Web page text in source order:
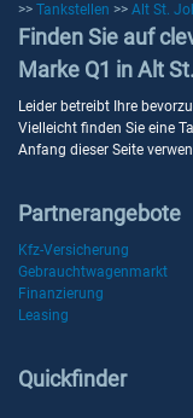
>> Tankstellen >> Alt St.
Finden Sie auf
Marke Q1 in Alt
Leider betreibt Ihre
Vielleicht finden Sie eine
Anfang dieser Seite
Partnerangebote
Kfz-Versicherung
Gebrauchtwagenmarkt
Finanzierung
Leasing
Quickfinder